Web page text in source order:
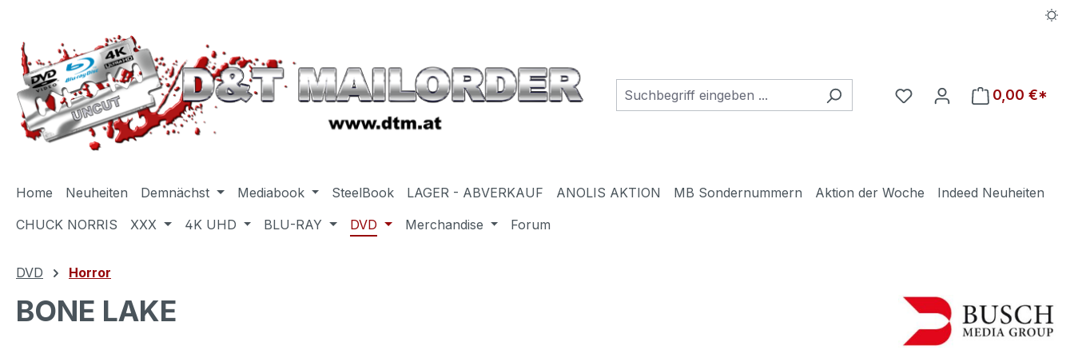
Du hast 0 Produkte auf
0,00 €*
Home Neuheiten Demnächst Mediabook SteelBook LAGER - ABVERKAUF ANOLIS AKTION MB Sondernummern Aktion der Woche
Indeed Neuheiten
CHUCK NORRIS
XXX 4K UHD BLU-RAY DVD Merchandise Forum
DVD Horror
BONE LAKE